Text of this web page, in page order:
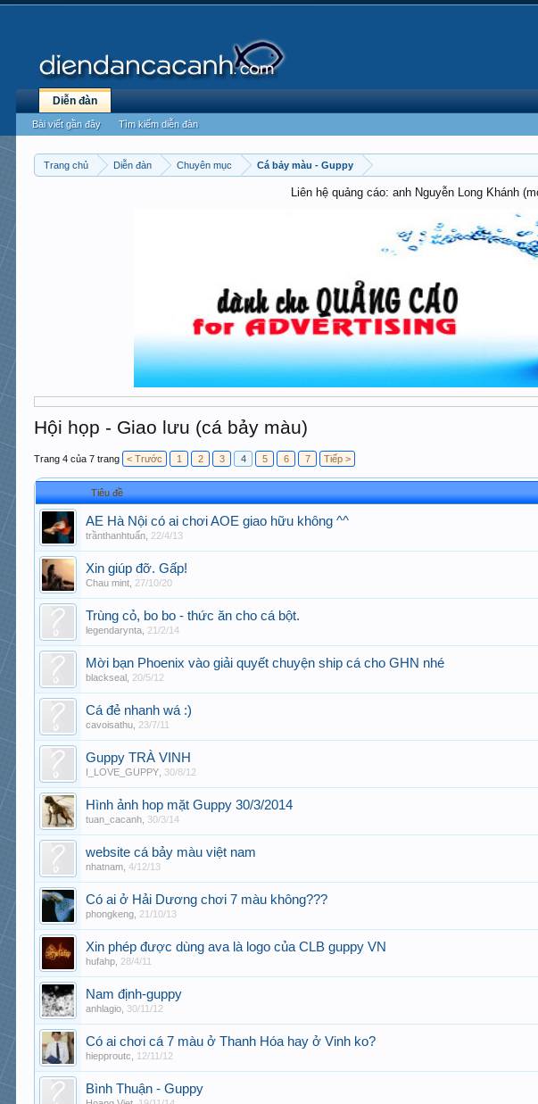
Trang chủ Diễn đàn Chuyên mục Cá bảy màu - Guppy
Liên hệ quảng cáo: anh Nguyễn Long Khánh
Hội họp - Giao lưu (cá bảy màu)
Trang 4 của 7 trang < Trước 1 2 3 4 5 6 7 Tiếp >
Tiêu đề
AE Hà Nội có ai chơi AOE giao hữu không ^^
trầnthanhtuấn 22/4/13
Xin giúp đỡ. Gấp!
Chau mint 27/10/20
Trùng cỏ, bo bo - thức ăn cho cá bột.
legendarynta 21/2/14
Mời bạn Phoenix vào giải quyết chuyện ship cá cho GHN nhé
blackseal 20/5/12
Cá đẻ nhanh wá :)
cavoisathu 23/7/11
Guppy TRÀ VINH
I_LOVE_GUPPY 30/8/12
Hình ảnh hop mặt Guppy 30/3/2014
tuan_cacanh 30/3/14
website cá bảy màu việt nam
nhatnam ,4/12/13
Có ai ở Hải Dương chơi 7 màu không???
phongkeng 21/10/13
Xin phép được dùng ava là logo của CLB guppy VN
hufahp 28/4/11
Nam định-guppy
anhlagio 30/11/12
Có ai chơi cá 7 màu ở Thanh Hóa hay ở Vinh ko?
hiepproutc 12/11/12
Bình Thuận - Guppy
Diễn đàn
Bài viết gần đây Tìm kiếm diễn đàn